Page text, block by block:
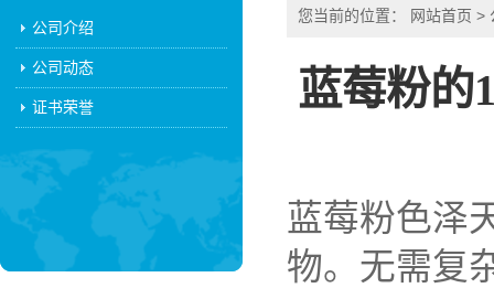
公司介绍
公司动态
证书荣誉
您当前的位置： 网站首页 >
蓝莓粉的
蓝莓粉色泽
物。无需复